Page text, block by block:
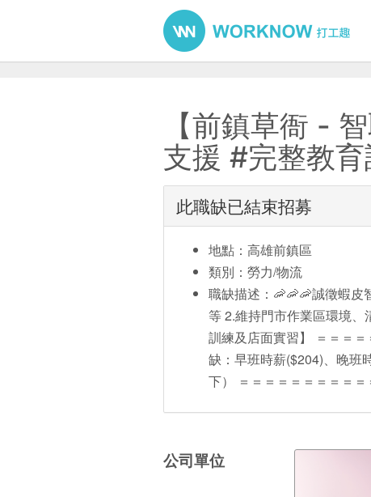
【前鎮草衙 -
支援 #完整教
此職缺已結束招募
地點：高雄前鎮區
類別：勞力/物流
職缺描述：🦐🦐🦐誠徵蝦皮
等 2.維持門市作業區環境
訓練及店面實習】 ＝＝＝
缺：早班時薪($204)、晚班
下） ＝＝＝＝＝＝＝＝＝
公司單位